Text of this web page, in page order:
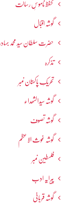
تحفظ ناموسِ رسالت
گوشہ اقبال
حضرت سلطان سید محمد
تذکرہ
تحریکِ پاکستان نمبر
گوشہ سیدالشھداء
گوشہ تصوف
گوشہ غوث الاعظم
فلسطین نمبر
پیرایہ ادب
گوشہ قربانی